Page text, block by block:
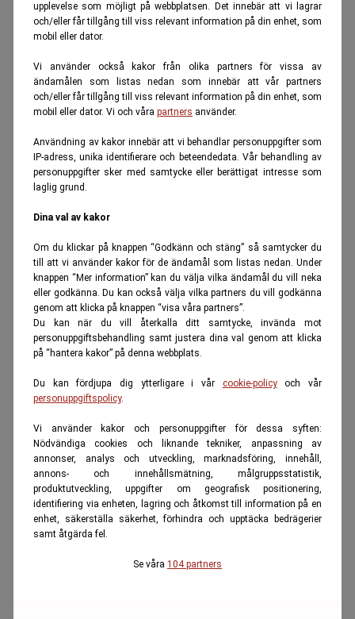
upplevelse som möjligt på webbplatsen. Det innebär att vi lagrar
och/eller får tillgång till viss relevant information på din enhet, som
mobil eller dator.
Vi använder också kakor från olika partners för vissa av
ändamålen som listas nedan som innebär att vår partners
och/eller får tillgång till viss relevant information på din enhet, som
mobil eller dator. Vi och våra partners använder.
Användning av kakor innebär att vi behandlar personuppgifter som
IP-adress, unika identifierare och beteendedata. Vår behandling av
personuppgifter sker med samtycke eller berättigat intresse som
laglig grund.
Dina val av kakor
Om du klickar på knappen “Godkänn och stäng” så samtycker du
till att vi använder kakor för de ändamål som listas nedan. Under
knappen “Mer information” kan du välja vilka ändamål du vill neka
eller godkänna. Du kan också välja vilka partners du vill godkänna
genom att klicka på knappen “visa våra partners”.
Du kan när du vill återkalla ditt samtycke, invända mot
personuppgiftsbehandling samt justera dina val genom att klicka
på “hantera kakor” på denna webbplats.
Du kan fördjupa dig ytterligare i vår cookie-policyoch vår
personuppgiftspolicy.
Vi använder kakor och personuppgifter för dessa syften:
Nödvändiga cookies och liknande tekniker, anpassning av
annonser, analys och utveckling, marknadsföring, innehåll,
annons- och innehållsmätning, målgruppsstatistik,
produktutveckling, uppgifter om geografisk positionering,
identifiering via enheten, lagring och åtkomst till information på en
enhet, säkerställa säkerhet, förhindra och upptäcka bedrägerier
samt åtgärda fel.
Se våra 104 partners